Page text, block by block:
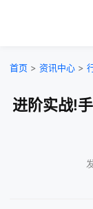
首页 > 资讯中心 >
进阶实战!